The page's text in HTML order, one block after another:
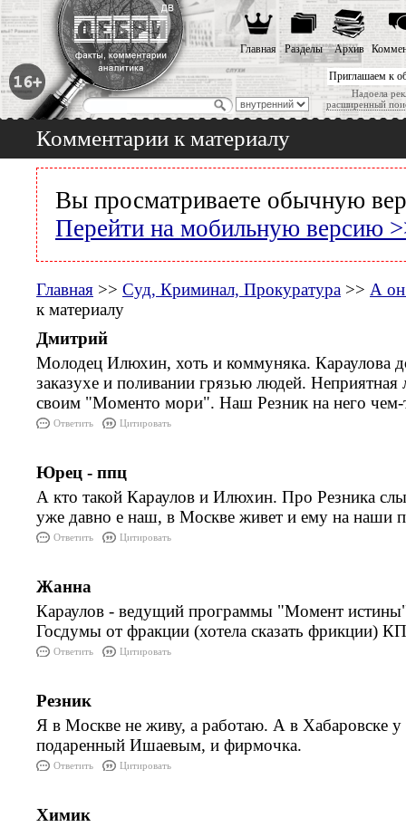
Приглашаем к
Надоела
расширенный
Главная Разделы Архив
Комментарии к материалу
Вы просматриваете обычную
Перейти на мобильную версию
Главная >> Суд, Криминал, Прокуратура >> А он
к материалу
Дмитрий
Молодец Илюхин, хоть и коммуняка. Караулова
заказухе и поливании грязью людей. Неприятная
своим "Моменто мори". Наш Резник на него
Ответить Цитировать
Юрец - ппц
А кто такой Караулов и Илюхин. Про Резника
уже давно е наш, в Москве живет и ему на наши
Ответить Цитировать
Жанна
Караулов - ведущий программы "Момент
Госдумы от фракции (хотела сказать фрикции)
Ответить Цитировать
Резник
Я в Москве не живу, а работаю. А в Хабаровске
подаренный Ишаевым, и фирмочка.
Ответить Цитировать
Химик